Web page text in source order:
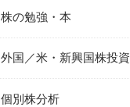
株の勉強・本
外国／米・新興国株投資
個別株分析